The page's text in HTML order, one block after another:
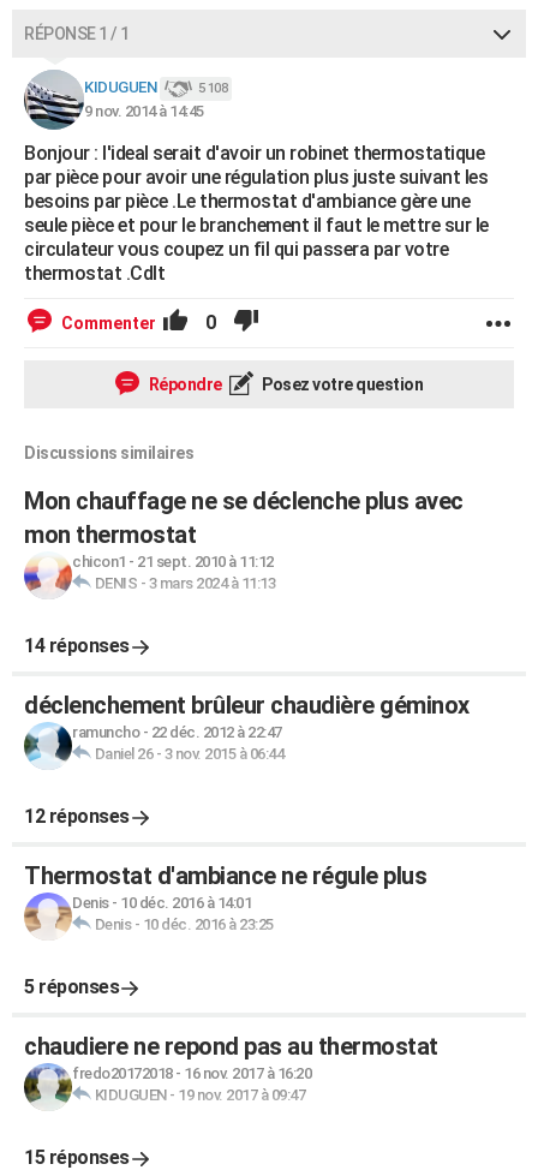
FORUM
Bricolage
Lifestyle
Culture
Sport
Auto
Television
Voyage
Cinema
RÉPONSE 1 / 1
KIDUGUEN 5 108
9 nov. 2014 à 14:45
Bonjour : l'ideal serait d'avoir un robinet thermostatique
par pièce pour avoir une régulation plus juste suivant les
besoins par pièce .Le thermostat d'ambiance gère une
seule pièce et pour le branchement il faut le mettre sur le
circulateur vous coupez un fil qui passera par votre
thermostat .Cdlt
Commenter 0
Répondre Posez votre question
Discussions similaires
Mon chauffage ne se déclenche plus avec
mon thermostat
chicon1 - 21 sept. 2010 à 11:12
DENIS - 3 mars 2024 à 11:13
14 réponses
déclenchement brûleur chaudière géminox
ramuncho- 22 déc. 2012 à 22:47
Daniel 26- 3 nov. 2015 à 06:44
12 réponses
Thermostat d'ambiance ne régule plus
Denis- 10 déc. 2016 à 14:01
Denis- 10 déc. 2016 à 23:25
5 réponses
chaudiere ne repond pas au thermostat
fredo20172018- 16 nov. 2017 à 16:20
KIDUGUEN- 19 nov. 2017 à 09:47
15 réponses